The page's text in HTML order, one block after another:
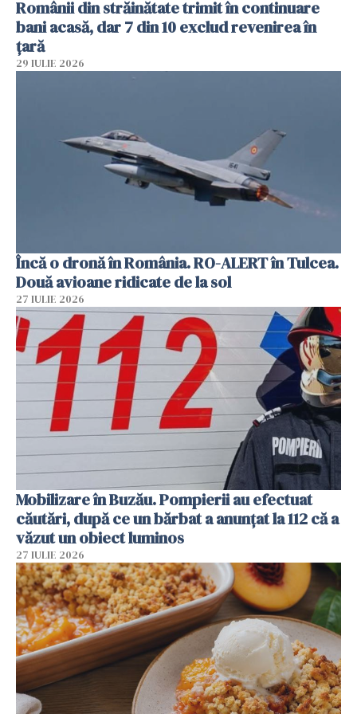
Românii din străinătate trimit în continuare
bani acasă, dar 7 din 10 exclud revenirea în
țară
29 IULIE 2026
Încă o dronă în România. RO-ALERT în Tulcea.
Două avioane ridicate de la sol
27 IULIE 2026
Mobilizare în Buzău. Pompierii au efectuat
căutări, după ce un bărbat a anunțat la 112 că a
văzut un obiect luminos
27 IULIE 2026